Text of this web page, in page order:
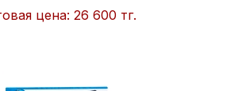
цена: 26 600 тг.